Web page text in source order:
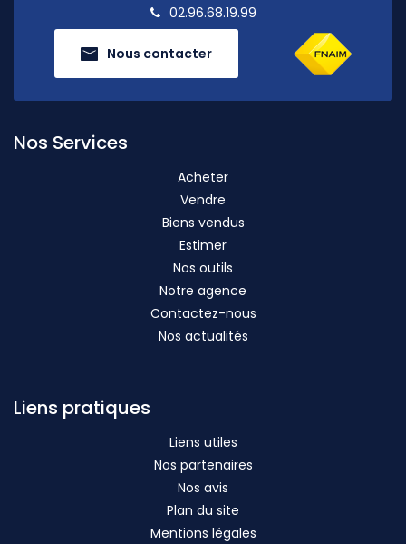
02.96.68.19.99
Nous contacter
Nos Services
Acheter
Vendre
Biens vendus
Estimer
Nos outils
Notre agence
Contactez-nous
Nos actualités
Liens pratiques
Liens utiles
Nos partenaires
Nos avis
Plan du site
Mentions légales